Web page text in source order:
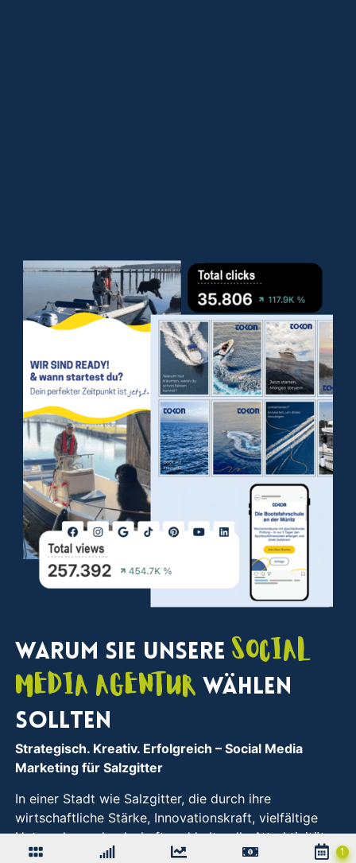
Warum Sie unsere Social
Media Agentur wählen
sollten
Strategisch. Kreativ. Erfolgreich – Social Media
Marketing für Salzgitter
In einer Stadt wie Salzgitter, die durch ihre
wirtschaftliche Stärke, Innovationskraft, vielfältige
Unternehmenslandschaft und kulturelle Attraktivität
geprägt ist, sind durchdachte Strategien